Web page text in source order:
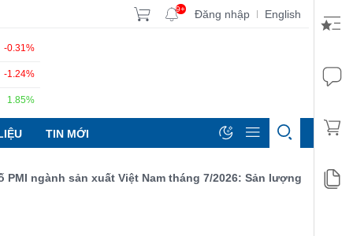
9+ Đăng nhập | English
-0.31%
-1.24%
1.85%
TIN MỚI
ngành sản xuất Việt Nam tháng 7/2026: Sản lượng, số lượng